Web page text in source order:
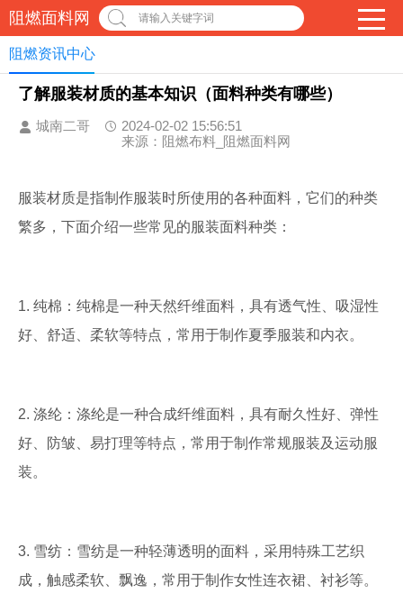
阻燃面料网 请输入关键字词
阻燃资讯中心
了解服装材质的基本知识（面料种类有哪些）
城南二哥
2024-02-02 15:56:51
来源：阻燃布料_阻燃面料网
服装材质是指制作服装时所使用的各种面料，它们的种类
繁多，下面介绍一些常见的服装面料种类：
1. 纯棉：纯棉是一种天然纤维面料，具有透气性、吸湿性
好、舒适、柔软等特点，常用于制作夏季服装和内衣。
2. 涤纶：涤纶是一种合成纤维面料，具有耐久性好、弹性
好、防皱、易打理等特点，常用于制作常规服装及运动服
装。
3. 雪纺：雪纺是一种轻薄透明的面料，采用特殊工艺织
成，触感柔软、飘逸，常用于制作女性连衣裙、衬衫等。